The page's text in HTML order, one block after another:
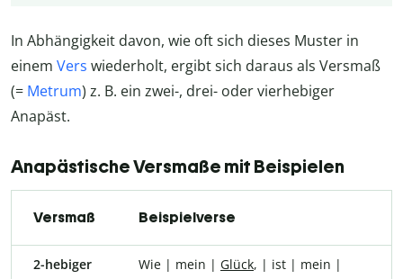
In Abhängigkeit davon, wie oft sich dieses Muster in
einem Vers wiederholt, ergibt sich daraus als Versmaß
(= Metrum) z. B. ein zwei-, drei- oder vierhebiger
Anapäst.
Anapästische Versmaße mit Beispielen
Versmaß Beispielverse
2-hebiger
Wie | mein | Glück, | ist | mein |